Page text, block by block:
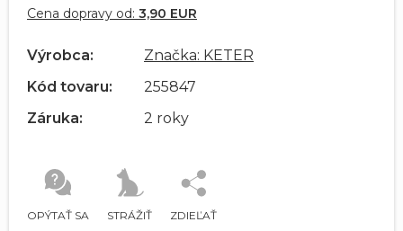
OPÝTAŤ SA STRÁŽIŤ ZDIEĽAŤ
Cena dopravy od: 3,90 EUR
Výrobca:
Značka: KETER
Kód tovaru:
255847
Záruka:
2 roky